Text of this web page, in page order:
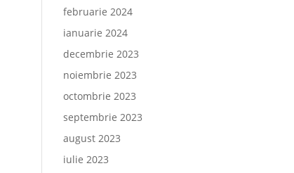
februarie 2024
ianuarie 2024
decembrie 2023
noiembrie 2023
octombrie 2023
septembrie 2023
august 2023
iulie 2023